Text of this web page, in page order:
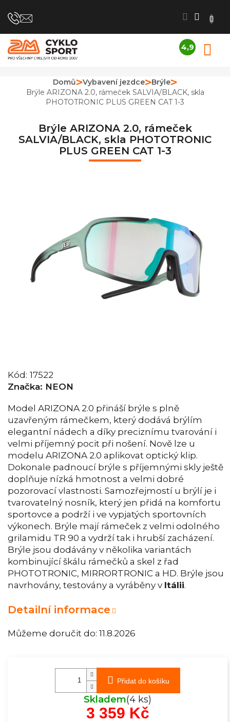
na
4,9
je
4,9
z
Domů Vybavení jezdce
Brýle
Brýle ARIZONA 2.0, rámeček SALVIA/BLACK, skla
PHOTOTRONIC PLUS GREEN CAT 1-3
Brýle ARIZONA 2.0, rámeček
SALVIA/BLACK, skla PHOTOTRONIC
PLUS GREEN CAT 1-3
Kód: 17522
Značka: NEON
Můžeme doručit do: 11.8.2026
Model ARIZONA 2.0 přináší brýle s plně
uzavřeným rámečkem, který dodává brýlím
elegantní nádech a díky preciznímu tvarování i
velmi příjemný pocit při nošení. Nově lze u
modelu ARIZONA 2.0 aplikovat optický klip.
Dokonale padnoucí brýle s příjemnými skly ještě
doplňuje nízká hmotnost a velmi dobré
pozorovací vlastnosti. Samozřejmostí u brýlí je i
tvarovatelný nosník, který jen přidá na komfortu
sportovce a podrží i ve vypjatých sportovních
výkonech. Brýle mají rámeček z velmi odolného
grilamidu TR 90 a vydrží tak i hrubší zacházení.
Brýle jsou dodávány v několika variantách
kombinující škálu rámečků a skel z řad
PHOTOTRONIC, MIRRORTRONIC a HD. Brýle jsou
navrhovány, testovány a vyráběny v Itálii.
Detailní informace
Přidat do košíku
Skladem(4 ks)
3 359 KčMěrná